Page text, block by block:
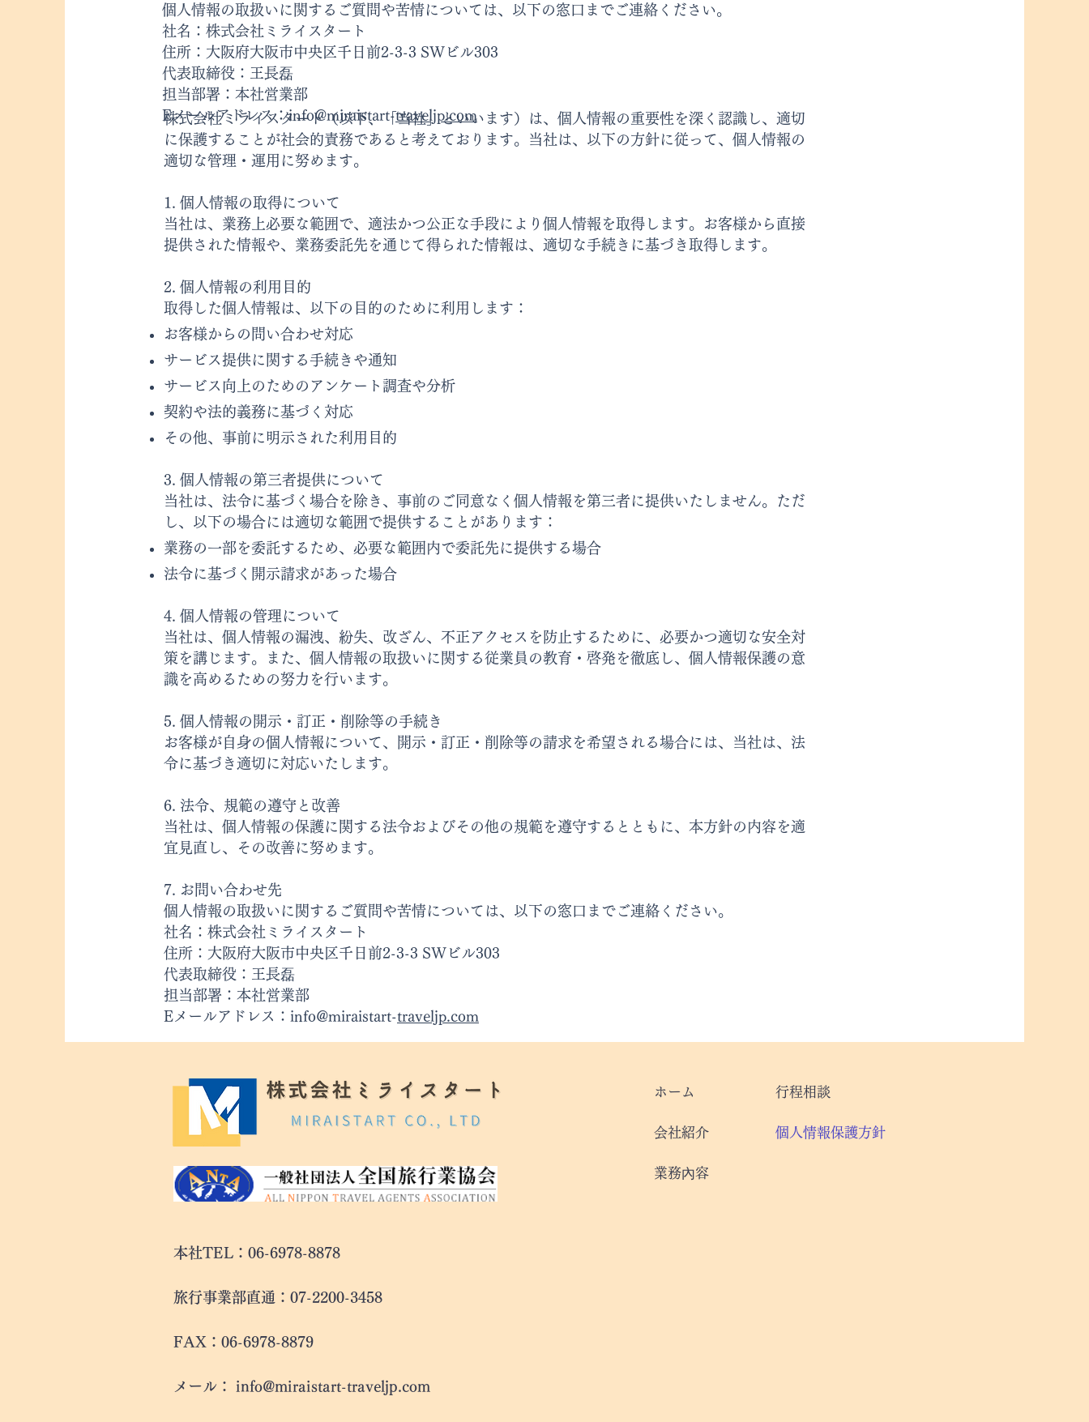
個人情報の取扱いに関するご質問や苦情については、以下の窓口までご連絡ください。
社名：株式会社ミライスタート
住所：大阪府大阪市中央区千日前2-3-3 SWビル303
代表取締役：王長磊
担当部署：本社営業部
Eメールアドレス：info@miraistart-traveljp.com
株式会社ミライスタート（以下、「当社」といいます）は、個人情報の重要性を深く認識し、適切
に保護することが社会的責務であると考えております。当社は、以下の方針に従って、個人情報の
適切な管理・運用に努めます。
1. 個人情報の取得について
当社は、業務上必要な範囲で、適法かつ公正な手段により個人情報を取得します。お客様から直接
提供された情報や、業務委託先を通じて得られた情報は、適切な手続きに基づき取得します。
2. 個人情報の利用目的
取得した個人情報は、以下の目的のために利用します：
お客様からの問い合わせ対応
サービス提供に関する手続きや通知
サービス向上のためのアンケート調査や分析
契約や法的義務に基づく対応
その他、事前に明示された利用目的​
3. 個人情報の第三者提供について
当社は、法令に基づく場合を除き、事前のご同意なく個人情報を第三者に提供いたしません。ただ
し、以下の場合には適切な範囲で提供することがあります：
業務の一部を委託するため、必要な範囲内で委託先に提供する場合
法令に基づく開示請求があった場合
4. 個人情報の管理について
当社は、個人情報の漏洩、紛失、改ざん、不正アクセスを防止するために、必要かつ適切な安全対
策を講じます。また、個人情報の取扱いに関する従業員の教育・啓発を徹底し、個人情報保護の意
識を高めるための努力を行います。
5. 個人情報の開示・訂正・削除等の手続き
お客様が自身の個人情報について、開示・訂正・削除等の請求を希望される場合には、当社は、法
令に基づき適切に対応いたします。
6. 法令、規範の遵守と改善
当社は、個人情報の保護に関する法令およびその他の規範を遵守するとともに、本方針の内容を適
宜見直し、その改善に努めます。
7. お問い合わせ先
個人情報の取扱いに関するご質問や苦情については、以下の窓口までご連絡ください。
社名：株式会社ミライスタート
住所：大阪府大阪市中央区千日前2-3-3 SWビル303
代表取締役：王長磊
担当部署：本社営業部
Eメールアドレス：info@miraistart-traveljp.com
ホーム
会社紹介
業務內容
行程相談
個人情報保護方針
本社TEL：06-6978-8878
旅行事業部直通：07-2200-3458
FAX：06-6978-8879
メール： info@miraistart-traveljp.com